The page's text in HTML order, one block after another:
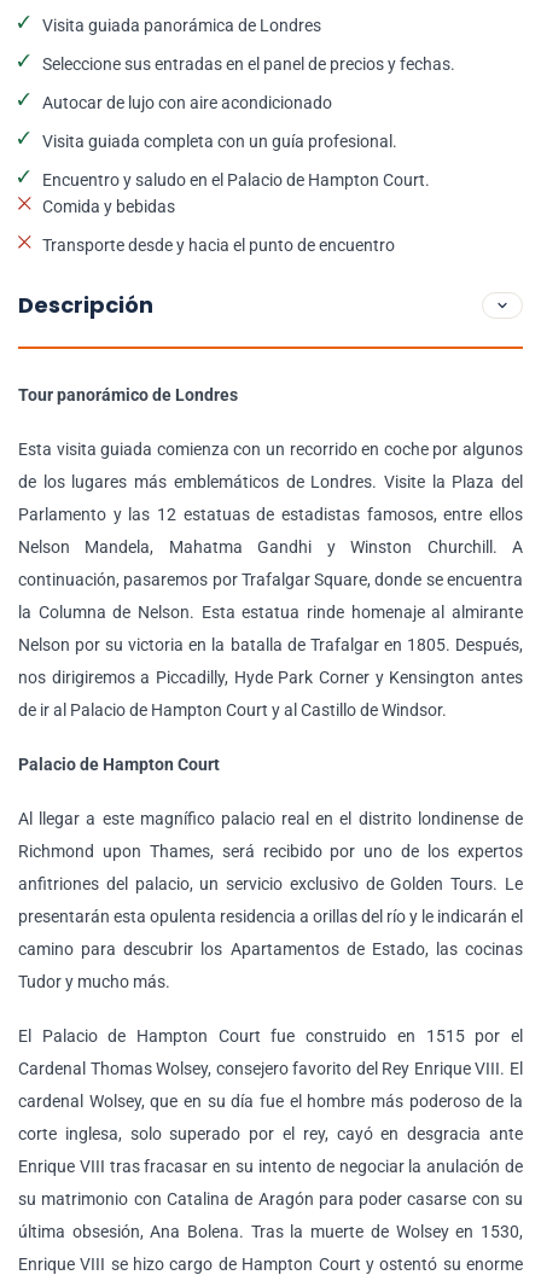
Visita guiada panorámica de Londres
Seleccione sus entradas en el panel de precios y fechas.
Autocar de lujo con aire acondicionado
Visita guiada completa con un guía profesional.
Encuentro y saludo en el Palacio de Hampton Court.
Comida y bebidas
Transporte desde y hacia el punto de encuentro
Descripción
Tour panorámico de Londres
Esta visita guiada comienza con un recorrido en coche por algunos
de los lugares más emblemáticos de Londres. Visite la Plaza del
Parlamento y las 12 estatuas de estadistas famosos, entre ellos
Nelson Mandela, Mahatma Gandhi y Winston Churchill. A
continuación, pasaremos por Trafalgar Square, donde se encuentra
la Columna de Nelson. Esta estatua rinde homenaje al almirante
Nelson por su victoria en la batalla de Trafalgar en 1805. Después,
nos dirigiremos a Piccadilly, Hyde Park Corner y Kensington antes
de ir al Palacio de Hampton Court y al Castillo de Windsor.
Palacio de Hampton Court
Al llegar a este magnífico palacio real en el distrito londinense de
Richmond upon Thames, será recibido por uno de los expertos
anfitriones del palacio, un servicio exclusivo de Golden Tours. Le
presentarán esta opulenta residencia a orillas del río y le indicarán el
camino para descubrir los Apartamentos de Estado, las cocinas
Tudor y mucho más.
El Palacio de Hampton Court fue construido en 1515 por el
Cardenal Thomas Wolsey, consejero favorito del Rey Enrique VIII. El
cardenal Wolsey, que en su día fue el hombre más poderoso de la
corte inglesa, solo superado por el rey, cayó en desgracia ante
Enrique VIII tras fracasar en su intento de negociar la anulación de
su matrimonio con Catalina de Aragón para poder casarse con su
última obsesión, Ana Bolena. Tras la muerte de Wolsey en 1530,
Enrique VIII se hizo cargo de Hampton Court y ostentó su enorme